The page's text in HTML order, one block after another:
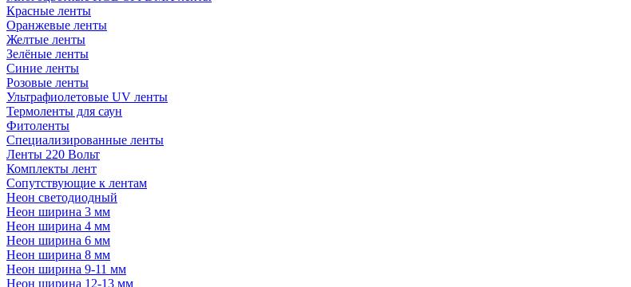
Красные ленты
Оранжевые ленты
Желтые ленты
Зелёные ленты
Синие ленты
Розовые ленты
Ультрафиолетовые UV ленты
Термоленты для саун
Фитоленты
Специализированные ленты
Ленты 220 Вольт
Комплекты лент
Сопутствующие к лентам
Неон светодиодный
Неон ширина 3 мм
Неон ширина 4 мм
Неон ширина 6 мм
Неон ширина 8 мм
Неон ширина 9-11 мм
Неон ширина 12-13 мм